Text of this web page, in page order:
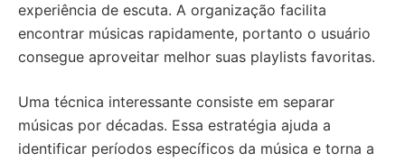
experiência de escuta. A organização facilita
encontrar músicas rapidamente, portanto o usuário
consegue aproveitar melhor suas playlists favoritas.
Uma técnica interessante consiste em separar
músicas por décadas. Essa estratégia ajuda a
identificar períodos específicos da música e torna a